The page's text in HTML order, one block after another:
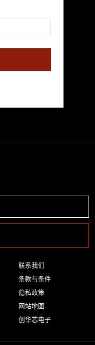
联系我们
条款与条件
隐私政策
网站地图
创华芯电子